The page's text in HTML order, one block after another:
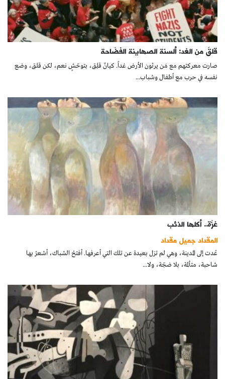
قلقٌ من الغد: ألسنة الصهاينة الفضّاحة
صارت معركتهم مع مَن يرثون الأرض غداً. كيانٌ قلِق، بتوحّشٍ نعم، لكن قلق، وضع
نفسه في حرب مع أطفال وشباب...
غزّة.. أكلها الذئب
المقداد جميل مقداد
عُدت إلى المدينة، وهي لم تزل بعيدة عن تلك التي أعرفها. أفتحُ الشباك، أشعرُ بها
شاحبة، متألمة، بلا ضجّة، ولا...